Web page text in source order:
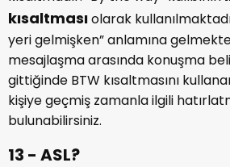
mesajlarınızda sıkça görmüş
kısaltmadır. “By the way” kalıbının
kısaltması olarak
yeri gelmişken” anlamına
mesajlaşma arasında konuşma
gittiğinde BTW kısaltmasını
bulunabilirsiniz.